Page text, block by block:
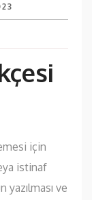
için
istinaf
ve